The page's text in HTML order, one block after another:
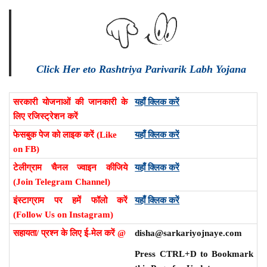
Click Her eto Rashtriya Parivarik Labh Yojana
सरकारी योजनाओं की जानकारी के
लिए रजिस्ट्रेशन करें
यहाँ क्लिक करें
फेसबुक पेज को लाइक करें (Like
on FB)
यहाँ क्लिक करें
टेलीग्राम चैनल ज्वाइन कीजिये
(Join Telegram Channel)
यहाँ क्लिक करें
इंस्टाग्राम पर हमें फॉलो करें
(Follow Us on Instagram)
यहाँ क्लिक करें
सहायता/ प्रश्न के लिए ई-मेल करें @ disha@sarkariyojnaye.com
Press CTRL+D to Bookmark